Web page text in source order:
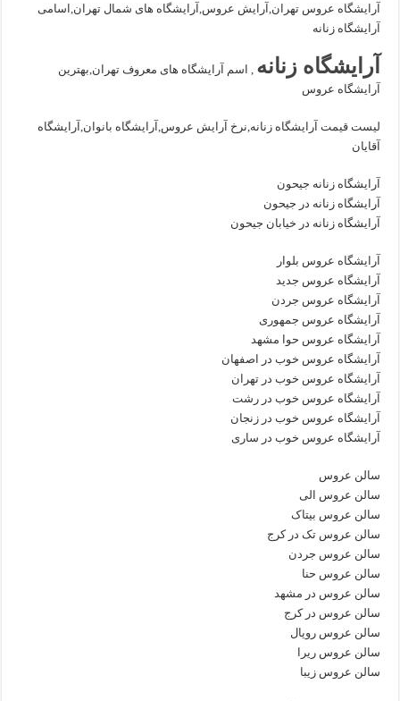
آرایشگاه عروس تهران,آرایش عروس,آرایشگاه های شمال تهران,اسامی
آرایشگاه زنانه
آرایشگاه زنانه , اسم آرایشگاه های معروف تهران,بهترین
آرایشگاه عروس
لیست قیمت آرایشگاه زنانه,نرخ آرایش عروس,آرایشگاه بانوان,آرایشگاه
آقایان
آرایشگاه زنانه جیحون
آرایشگاه زنانه در جیحون
آرایشگاه زنانه در خیابان جیحون
آرایشگاه عروس بلوار
آرایشگاه عروس جدید
آرایشگاه عروس جردن
آرایشگاه عروس جمهوری
آرایشگاه عروس حوا مشهد
آرایشگاه عروس خوب در اصفهان
آرایشگاه عروس خوب در تهران
آرایشگاه عروس خوب در رشت
آرایشگاه عروس خوب در زنجان
آرایشگاه عروس خوب در ساری
سالن عروس
سالن عروس الی
سالن عروس بیتاک
سالن عروس تک در کرج
سالن عروس جردن
سالن عروس حنا
سالن عروس در مشهد
سالن عروس در کرج
سالن عروس رویال
سالن عروس ریرا
سالن عروس زیبا